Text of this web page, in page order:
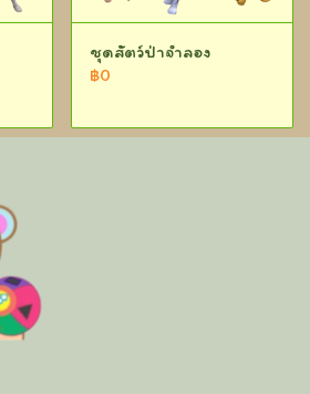
ชุดสัตว์ป่าจำลอง
฿0